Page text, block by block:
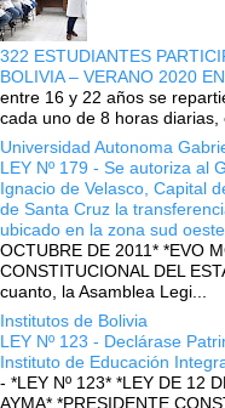
322 ESTUDIANTES
BOLIVIA – VERANO 2020
entre 16 y 22 años se
cada uno de 8 horas diarias,
Universidad Autonoma
LEY Nº 179 - Se autoriza al
Ignacio de Velasco, Capital
de Santa Cruz la
ubicado en la zona sud oeste
OCTUBRE DE 2011* *EVO
CONSTITUCIONAL DEL
cuanto, la Asamblea Legi...
Institutos de Bolivia
LEY Nº 123 - Declárase
Instituto de Educación
- *LEY Nº 123* *LEY DE 12
AYMA* *PRESIDENTE